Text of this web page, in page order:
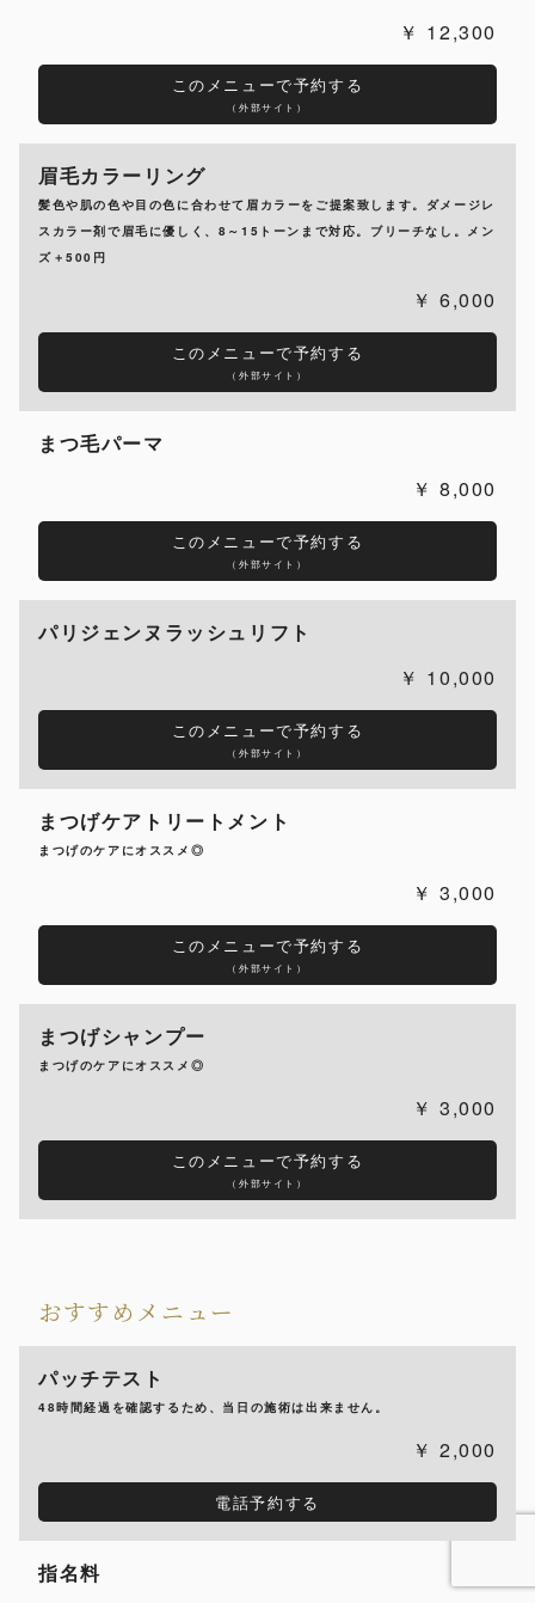
12,300
このメニューで予約する
（外部サイト）
眉毛カラーリング
髪色や肌の色や目の色に合わせて眉カラーをご提案致します。ダメージレ
スカラー剤で眉毛に優しく、8～15トーンまで対応。ブリーチなし。メン
ズ＋500円
6,000
このメニューで予約する
（外部サイト）
まつ毛パーマ
8,000
このメニューで予約する
（外部サイト）
パリジェンヌラッシュリフト
10,000
このメニューで予約する
（外部サイト）
まつげケアトリートメント
まつげのケアにオススメ◎
3,000
このメニューで予約する
（外部サイト）
まつげシャンプー
まつげのケアにオススメ◎
3,000
このメニューで予約する
（外部サイト）
おすすめメニュー
パッチテスト
48時間経過を確認するため、当日の施術は出来ません。
2,000
電話予約する
指名料